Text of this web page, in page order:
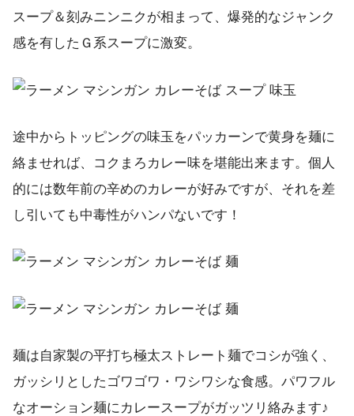
スープ＆刻みニンニクが相まって、爆発的なジャンク
感を有したＧ系スープに激変。
途中からトッピングの味玉をパッカーンで黄身を麺に
絡ませれば、コクまろカレー味を堪能出来ます。個人
的には数年前の辛めのカレーが好みですが、それを差
し引いても中毒性がハンパないです！
麺は自家製の平打ち極太ストレート麺でコシが強く、
ガッシリとしたゴワゴワ・ワシワシな食感。パワフル
なオーション麺にカレースープがガッツリ絡みます♪